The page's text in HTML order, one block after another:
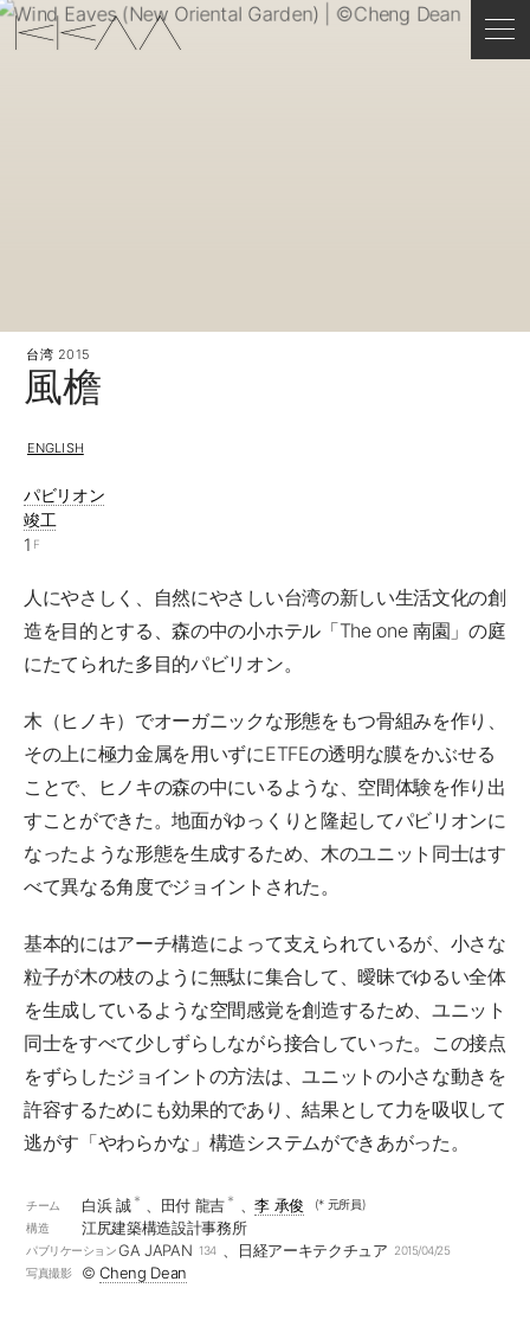
台湾 2015
風檐
ENGLISH
パビリオン
竣工
1 F
人にやさしく、自然にやさしい台湾の新しい生活文化の創
造を目的とする、森の中の小ホテル「The one 南園」の庭
にたてられた多目的パビリオン。
木（ヒノキ）でオーガニックな形態をもつ骨組みを作り、
その上に極力金属を用いずにETFEの透明な膜をかぶせる
ことで、ヒノキの森の中にいるような、空間体験を作り出
すことができた。地面がゆっくりと隆起してパビリオンに
なったような形態を生成するため、木のユニット同士はす
べて異なる角度でジョイントされた。
基本的にはアーチ構造によって支えられているが、小さな
粒子が木の枝のように無駄に集合して、曖昧でゆるい全体
を生成しているような空間感覚を創造するため、ユニット
同士をすべて少しずらしながら接合していった。この接点
をずらしたジョイントの方法は、ユニットの小さな動きを
許容するためにも効果的であり、結果として力を吸収して
逃がす「やわらかな」構造システムができあがった。
チーム 白浜 誠 * 、田付 龍吉 * 、李 承俊 (* 元所員)
構造 江尻建築構造設計事務所
パブリケーションGA JAPAN 134 、日経アーキテクチュア 2015/04/25
写真撮影
©︎Cheng Dean